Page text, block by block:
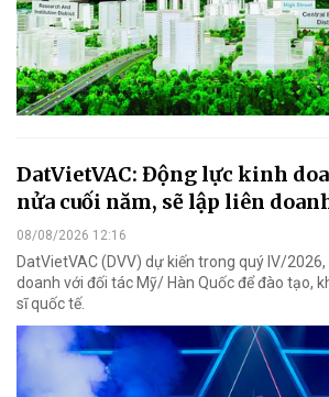
DatVietVAC: Động lực kinh
nửa cuối năm, sẽ lập liên
08/08/2026 12:16
DatVietVAC (DVV) dự kiến trong quý IV/
doanh với đối tác Mỹ/ Hàn Quốc để đào tạo,
sĩ quốc tế.